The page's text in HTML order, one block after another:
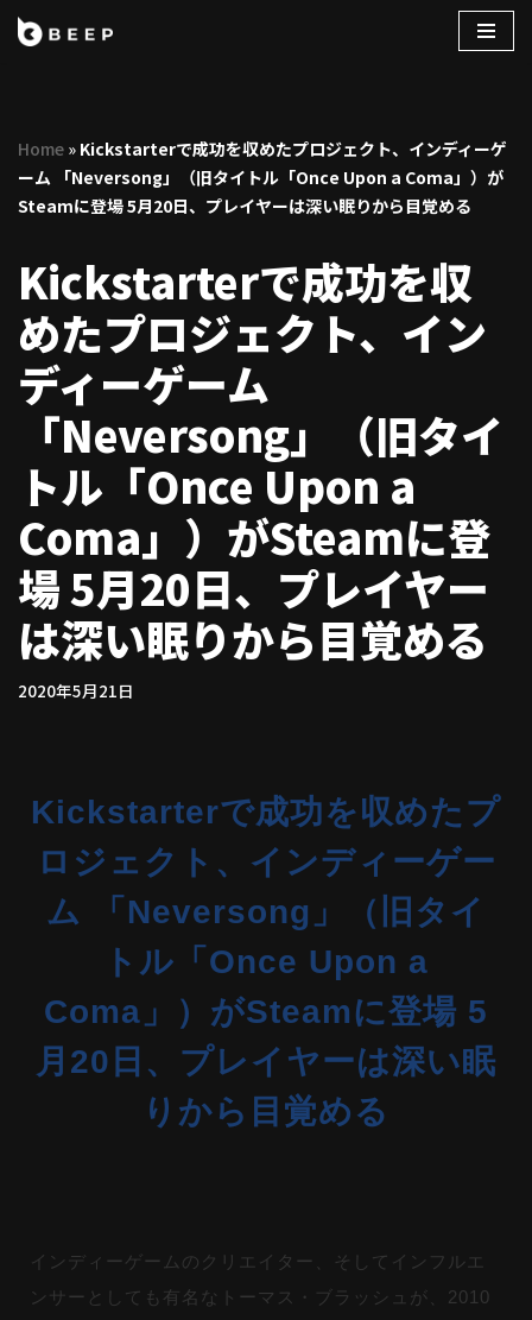
ン
ツ
へ
キ
ッ
プ
Home » Kickstarterで成功を収めたプロジェクト、インディーゲ
ーム 「Neversong」（旧タイトル「Once Upon a Coma」）が
Steamに登場 5月20日、プレイヤーは深い眠りから目覚める
Kickstarterで成功を収
めたプロジェクト、イン
ディーゲーム
「Neversong」（旧タイ
トル「Once Upon a
Coma」）がSteamに登
場 5月20日、プレイヤー
は深い眠りから目覚める
2020年5月21日
Kickstarterで成功を収めたプ
ロジェクト、インディーゲー
ム 「Neversong」（旧タイ
トル「Once Upon a
Coma」）がSteamに登場 5
月20日、プレイヤーは深い眠
りから目覚める
インディーゲームのクリエイター、そしてインフルエ
ンサーとしても有名なトーマス・ブラッシュが、2010